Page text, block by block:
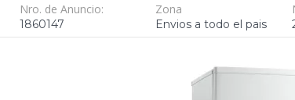
Nro. de Anuncio:
1860147
Zona
Envios a todo el pais